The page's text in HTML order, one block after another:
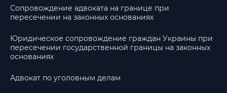
Сопровождение адвоката на границе при
пересечении на законных основаниях
Юридическое сопровождение граждан Украины при
пересечении государственной границы на законных
основаниях
Адвокат по уголовным делам